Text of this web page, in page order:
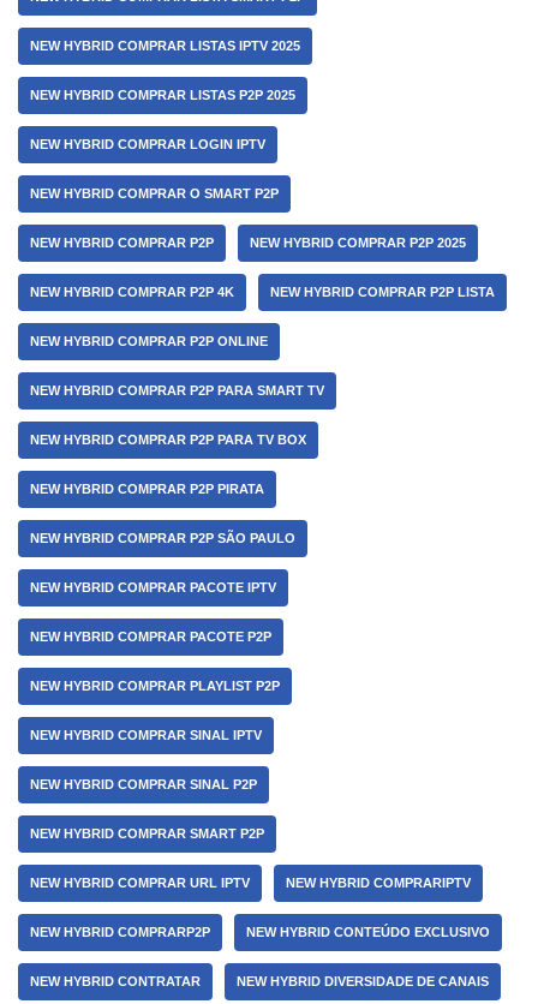
NEW HYBRID COMPRAR LISTAS IPTV 2025
NEW HYBRID COMPRAR LISTAS P2P 2025
NEW HYBRID COMPRAR LOGIN IPTV
NEW HYBRID COMPRAR O SMART P2P
NEW HYBRID COMPRAR P2P NEW HYBRID COMPRAR P2P 2025
NEW HYBRID COMPRAR P2P 4K NEW HYBRID COMPRAR P2P LISTA
NEW HYBRID COMPRAR P2P ONLINE
NEW HYBRID COMPRAR P2P PARA SMART TV
NEW HYBRID COMPRAR P2P PARA TV BOX
NEW HYBRID COMPRAR P2P PIRATA
NEW HYBRID COMPRAR P2P SÃO PAULO
NEW HYBRID COMPRAR PACOTE IPTV
NEW HYBRID COMPRAR PACOTE P2P
NEW HYBRID COMPRAR PLAYLIST P2P
NEW HYBRID COMPRAR SINAL IPTV
NEW HYBRID COMPRAR SINAL P2P
NEW HYBRID COMPRAR SMART P2P
NEW HYBRID COMPRAR URL IPTV NEW HYBRID COMPRARIPTV
NEW HYBRID COMPRARP2P NEW HYBRID CONTEÚDO EXCLUSIVO
NEW HYBRID CONTRATAR NEW HYBRID DIVERSIDADE DE CANAIS